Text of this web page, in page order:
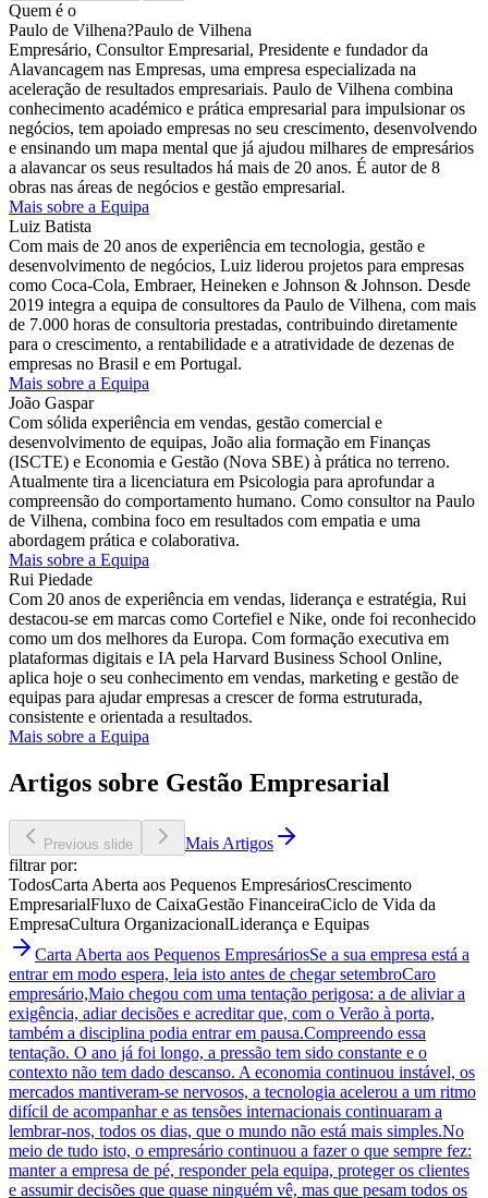
Quem é o
Paulo de Vilhena?Paulo de Vilhena
Empresário, Consultor Empresarial, Presidente e fundador da
Alavancagem nas Empresas, uma empresa especializada na
aceleração de resultados empresariais. Paulo de Vilhena combina
conhecimento académico e prática empresarial para impulsionar os
negócios, tem apoiado empresas no seu crescimento, desenvolvendo
e ensinando um mapa mental que já ajudou milhares de empresários
a alavancar os seus resultados há mais de 20 anos. É autor de 8
obras nas áreas de negócios e gestão empresarial.
Mais sobre a Equipa
Luiz Batista
Com mais de 20 anos de experiência em tecnologia, gestão e
desenvolvimento de negócios, Luiz liderou projetos para empresas
como Coca-Cola, Embraer, Heineken e Johnson & Johnson. Desde
2019 integra a equipa de consultores da Paulo de Vilhena, com mais
de 7.000 horas de consultoria prestadas, contribuindo diretamente
para o crescimento, a rentabilidade e a atratividade de dezenas de
empresas no Brasil e em Portugal.
Mais sobre a Equipa
João Gaspar
Com sólida experiência em vendas, gestão comercial e
desenvolvimento de equipas, João alia formação em Finanças
(ISCTE) e Economia e Gestão (Nova SBE) à prática no terreno.
Atualmente tira a licenciatura em Psicologia para aprofundar a
compreensão do comportamento humano. Como consultor na Paulo
de Vilhena, combina foco em resultados com empatia e uma
abordagem prática e colaborativa.
Mais sobre a Equipa
Rui Piedade
Com 20 anos de experiência em vendas, liderança e estratégia, Rui
destacou-se em marcas como Cortefiel e Nike, onde foi reconhecido
como um dos melhores da Europa. Com formação executiva em
plataformas digitais e IA pela Harvard Business School Online,
aplica hoje o seu conhecimento em vendas, marketing e gestão de
equipas para ajudar empresas a crescer de forma estruturada,
consistente e orientada a resultados.
Mais sobre a Equipa
Artigos sobre Gestão Empresarial
Previous slide
Mais Artigos
filtrar por:
TodosCarta Aberta aos Pequenos EmpresáriosCrescimento
EmpresarialFluxo de CaixaGestão FinanceiraCiclo de Vida da
EmpresaCultura OrganizacionalLiderança e Equipas
Carta Aberta aos Pequenos EmpresáriosSe a sua empresa está a
entrar em modo espera, leia isto antes de chegar setembroCaro
empresário,Maio chegou com uma tentação perigosa: a de aliviar a
exigência, adiar decisões e acreditar que, com o Verão à porta,
também a disciplina podia entrar em pausa.Compreendo essa
tentação. O ano já foi longo, a pressão tem sido constante e o
contexto não tem dado descanso. A economia continuou instável, os
mercados mantiveram-se nervosos, a tecnologia acelerou a um ritmo
difícil de acompanhar e as tensões internacionais continuaram a
lembrar-nos, todos os dias, que o mundo não está mais simples.No
meio de tudo isto, o empresário continuou a fazer o que sempre fez:
manter a empresa de pé, responder pela equipa, proteger os clientes
e assumir decisões que quase ninguém vê, mas que pesam todos os